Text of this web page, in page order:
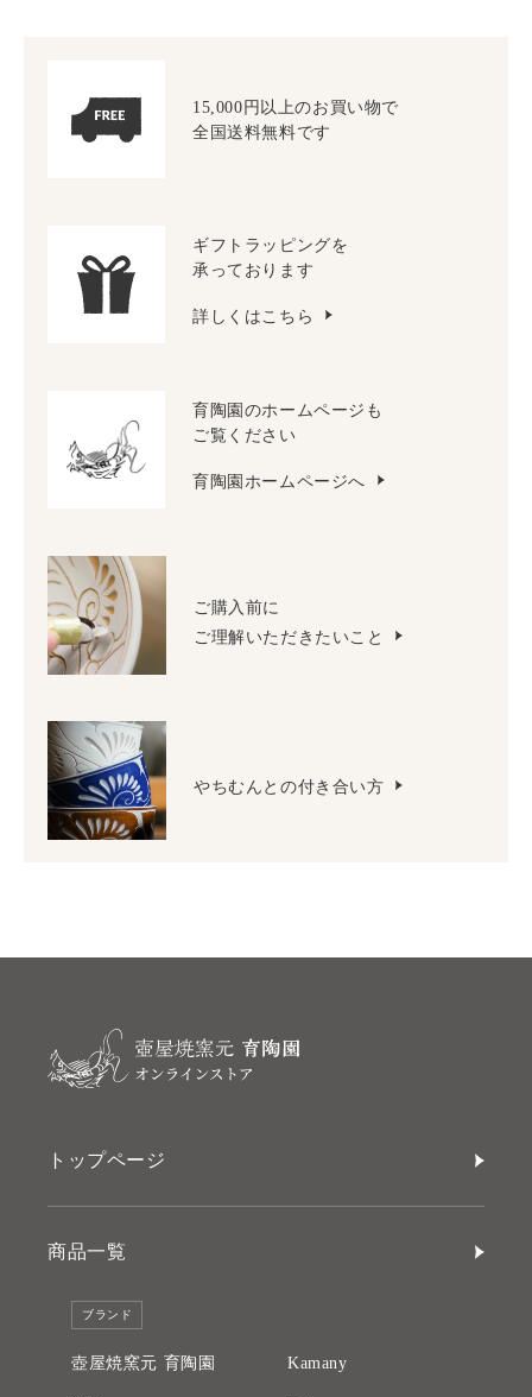
15,000円以上のお買い物で
全国送料無料です
ギフトラッピングを
承っております
詳しくはこちら
育陶園のホームページも
ご覧ください
育陶園ホームページへ
ご購入前に
ご理解いただきたいこと
やちむんとの付き合い方
トップページ
商品一覧
ブランド
壺屋焼窯元 育陶園 Kamany